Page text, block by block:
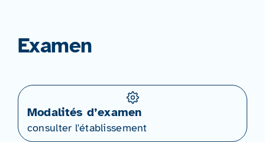
Examen
Modalités d’examen
consulter l'établissement